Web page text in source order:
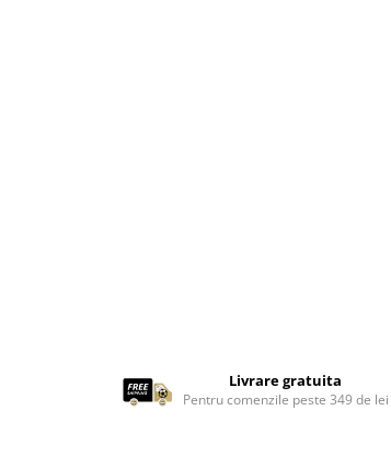
Livrare gratuita
Pentru comenzile peste 349 de lei